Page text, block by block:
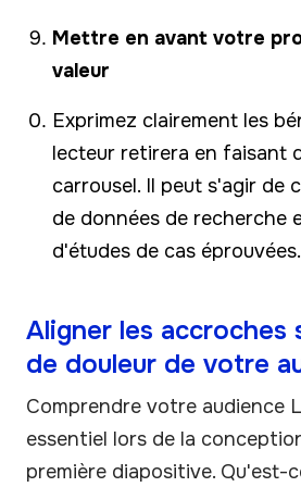
Mettre en avant votre
valeur
Exprimez clairement les
lecteur retirera en faisant
carrousel. Il peut s'agir de
de données de recherche
d'études de cas éprouvées.
Aligner les accroches
de douleur de votre
Comprendre votre audience
essentiel lors de la
première diapositive. Qu'est-